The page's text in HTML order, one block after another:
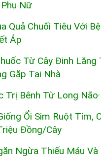
Nữ
Quả Chuối Tiêu Với
Áp
Từ Cây Đinh Lăng
Gặp Tại Nhà
Trị Bênh Từ Long Não·
Ổi Sim Ruột Tím,
Đồng/cây
Ngừa Thiếu Máu Và